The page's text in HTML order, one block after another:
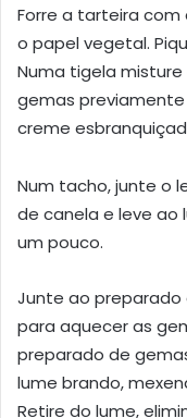
Forre a tarteira
o papel vegetal.
Numa tigela
gemas
creme
Num tacho, junte o
de canela e leve ao
um pouco.
Junte ao
para aquecer as
preparado de
lume brando,
Retire do lume,